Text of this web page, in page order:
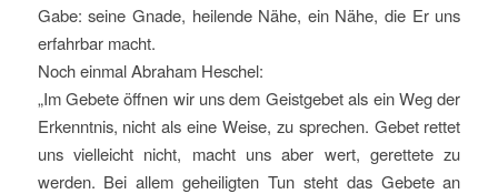
Gabe: seine Gnade, heilende Nähe, ein Nähe, die Er uns
erfahrbar macht.
Noch einmal Abraham Heschel:
„Im Gebete öffnen wir uns dem Geistgebet als ein Weg der
Erkenntnis, nicht als eine Weise, zu sprechen. Gebet rettet
uns vielleicht nicht, macht uns aber wert, gerettete zu
werden. Bei allem geheiligten Tun steht das Gebete an